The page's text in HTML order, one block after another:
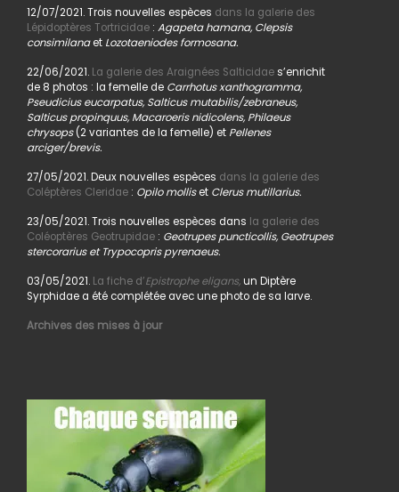
12/07/2021. Trois nouvelles espèces dans la galerie des
Lépidoptères Tortricidae: Agapeta hamana, Clepsis
consimilanaet Lozotaeniodes formosana.
22/06/2021. La galerie des Araignées Salticidaes’enrichit
de 8 photos : la femelle de Carrhotus xanthogramma,
Pseudicius eucarpatus, Salticus mutabilis/zebraneus,
Salticus propinquus, Macaroeris nidicolens, Philaeus
chrysops(2 variantes de la femelle) et Pellenes
arciger/brevis.
27/05/2021. Deux nouvelles espèces dans la galerie des
Coléptères Cleridae: Opilo molliset Clerus mutillarius.
23/05/2021. Trois nouvelles espèces dans la galerie des
Coléoptères Geotrupidae: Geotrupes puncticollis, Geotrupes
stercorarius et Trypocopris pyrenaeus.
03/05/2021. La fiche d’Epistrophe eligans,un Diptère
Syrphidae a été complétée avec une photo de sa larve.
Archives des mises à jour